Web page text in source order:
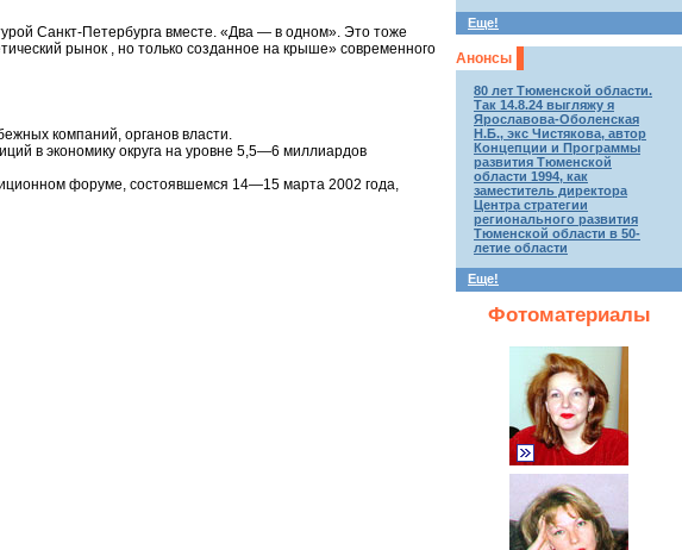
Санкт-Петербурга вместе. «Два — в одном». Это тоже
рынок , но только созданное на крыше» современного
компаний, органов власти.
в экономику округа на уровне 5,5—6 миллиардов
форуме, состоявшемся 14—15 марта 2002 года,
Еще!
Анонсы
80 лет Тюменской области.
Так 14.8.24 выгляжу я
Ярославова-Оболенская
Н.Б., экс Чистякова, автор
Концепции и Программы
развития Тюменской
области 1994, как
заместитель директора
Центра стратегии
регионального развития
Тюменской области в 50-
летие области
Еще!
Фотоматериалы